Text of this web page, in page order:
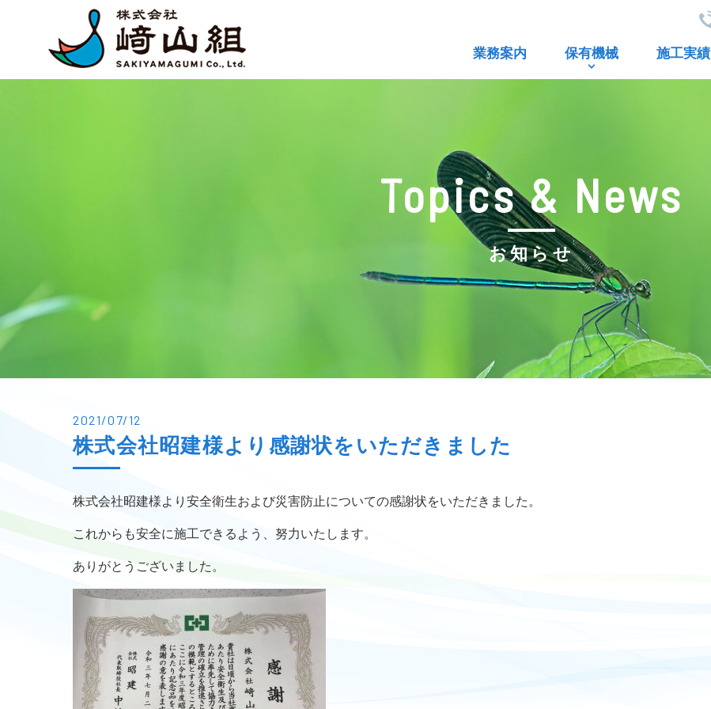
業務案内 保有機械 施工実績
Topics & News
お知らせ
2021/07/12
株式会社昭建様より感謝状をいただきました
株式会社昭建様より安全衛生および災害防止についての感謝状をいただきました。
これからも安全に施工できるよう、努力いたします。
ありがとうございました。